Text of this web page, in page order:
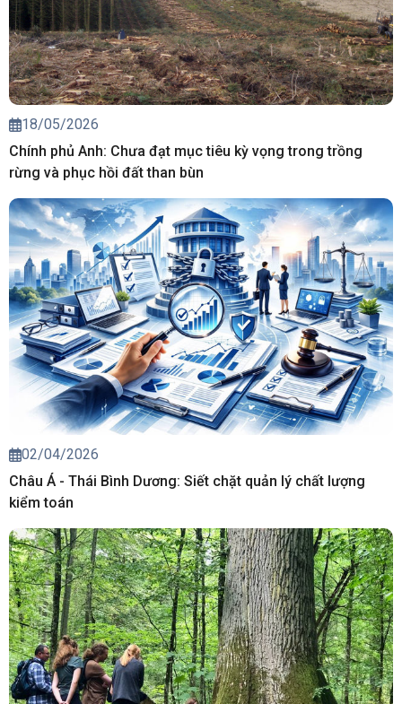
18/05/2026
Chính phủ Anh: Chưa đạt mục tiêu kỳ vọng trong trồng
rừng và phục hồi đất than bùn
02/04/2026
Châu Á - Thái Bình Dương: Siết chặt quản lý chất lượng
kiểm toán